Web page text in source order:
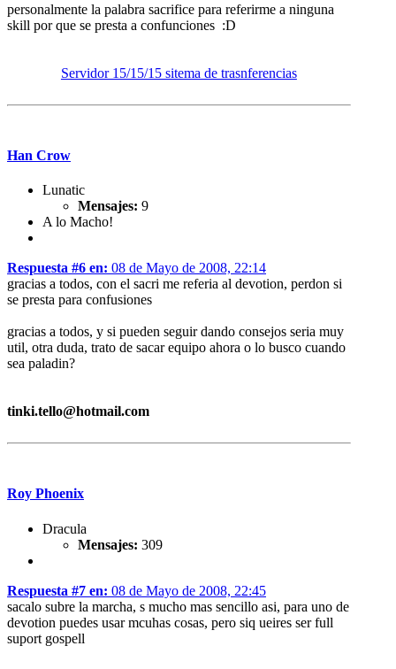
personalmente la palabra sacrifice para referirme a ninguna
skill por que se presta a confunciones :D
Servidor 15/15/15 sitema de trasnferencias
Han Crow
Lunatic
Mensajes: 9
A lo Macho!
Respuesta #6 en: 08 de Mayo de 2008, 22:14
gracias a todos, con el sacri me referia al devotion, perdon si
se presta para confusiones
gracias a todos, y si pueden seguir dando consejos seria muy
util, otra duda, trato de sacar equipo ahora o lo busco cuando
sea paladin?
tinki.tello@hotmail.com
Roy Phoenix
Dracula
Mensajes: 309
Respuesta #7 en: 08 de Mayo de 2008, 22:45
sacalo subre la marcha, s mucho mas sencillo asi, para uno de
devotion puedes usar mcuhas cosas, pero siq ueires ser full
suport gospell